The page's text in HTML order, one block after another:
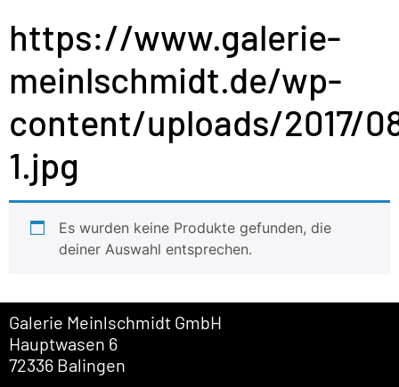
https://www.galerie-
meinlschmidt.de/wp-
content/uploads/2017/
1.jpg
Es wurden keine Produkte gefunden, die
deiner Auswahl entsprechen.
Galerie Meinlschmidt GmbH
Hauptwasen 6
72336 Balingen